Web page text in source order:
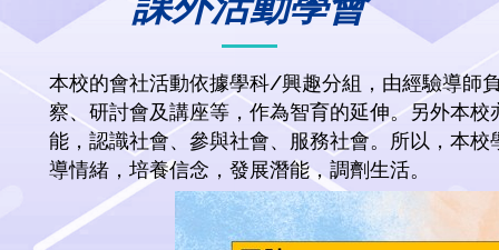
本校的會社活動依據學科/興趣分組，由經驗導師
察、研討會及講座等，作為智育的延伸。另外本
能，認識社會、參與社會、服務社會。所以，本
導情緒，培養信念，發展潛能，調劑生活。